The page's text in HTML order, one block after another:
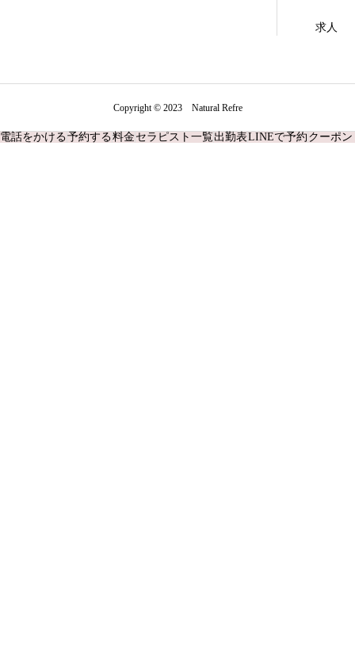
求人
Copyright © 2023 Natural Refre
電話をかける予約する料金 セラピスト一覧出勤表LINEで予約 クーポン